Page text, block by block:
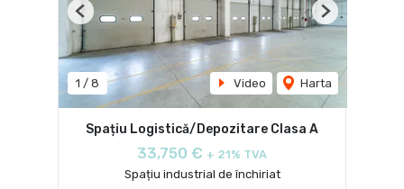
1 / 8 Video Harta
Previous Next
Spațiu Logistică/Depozitare Clasa A
33,750 € + 21% TVA
Spațiu industrial de închiriat